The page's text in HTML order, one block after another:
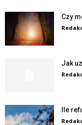
Czy
Jak
Ile